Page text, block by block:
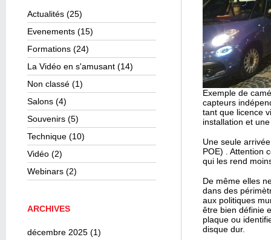
Actualités (25)
Evenements (15)
Formations (24)
La Vidéo en s'amusant (14)
Non classé (1)
Salons (4)
Souvenirs (5)
Technique (10)
Vidéo (2)
Webinars (2)
ARCHIVES
décembre 2025 (1)
Exemple de
capteurs
tant que licence
installation et
Une seule
POE) . Attention
qui les rend
De même elles
dans des
aux politiques
être bien définie
plaque ou
disque dur.